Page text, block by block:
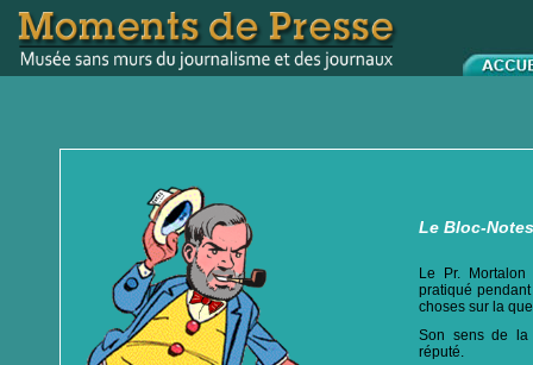
Le Bloc-
Le Pr.
pratiqué
choses sur la
Son sens de la
réputé.